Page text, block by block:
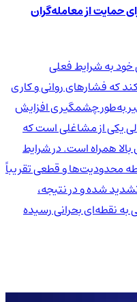
حمایت از معامله‌گران
خود به شرایط فعلی
که فشارهای روانی و کاری
به‌طور چشمگیری افزایش
یکی از مشاغلی است که
همراه است. در شرایط
محدودیت‌ها و قطعی تقریباً
شده و در نتیجه،
به نقطه‌ای بحرانی رسیده